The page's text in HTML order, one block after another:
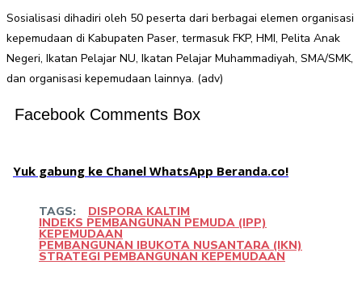
Sosialisasi dihadiri oleh 50 peserta dari berbagai elemen organisasi
kepemudaan di Kabupaten Paser, termasuk FKP, HMI, Pelita Anak
Negeri, Ikatan Pelajar NU, Ikatan Pelajar Muhammadiyah, SMA/SMK,
dan organisasi kepemudaan lainnya. (adv)
Facebook Comments Box
Yuk gabung ke Chanel WhatsApp Beranda.co!
TAGS: DISPORA KALTIM
INDEKS PEMBANGUNAN PEMUDA (IPP)
KEPEMUDAAN
PEMBANGUNAN IBUKOTA NUSANTARA (IKN)
STRATEGI PEMBANGUNAN KEPEMUDAAN